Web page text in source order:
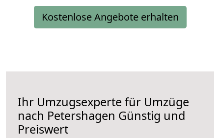
Kostenlose Angebote erhalten
Ihr Umzugsexperte für Umzüge
nach Petershagen Günstig und
Preiswert